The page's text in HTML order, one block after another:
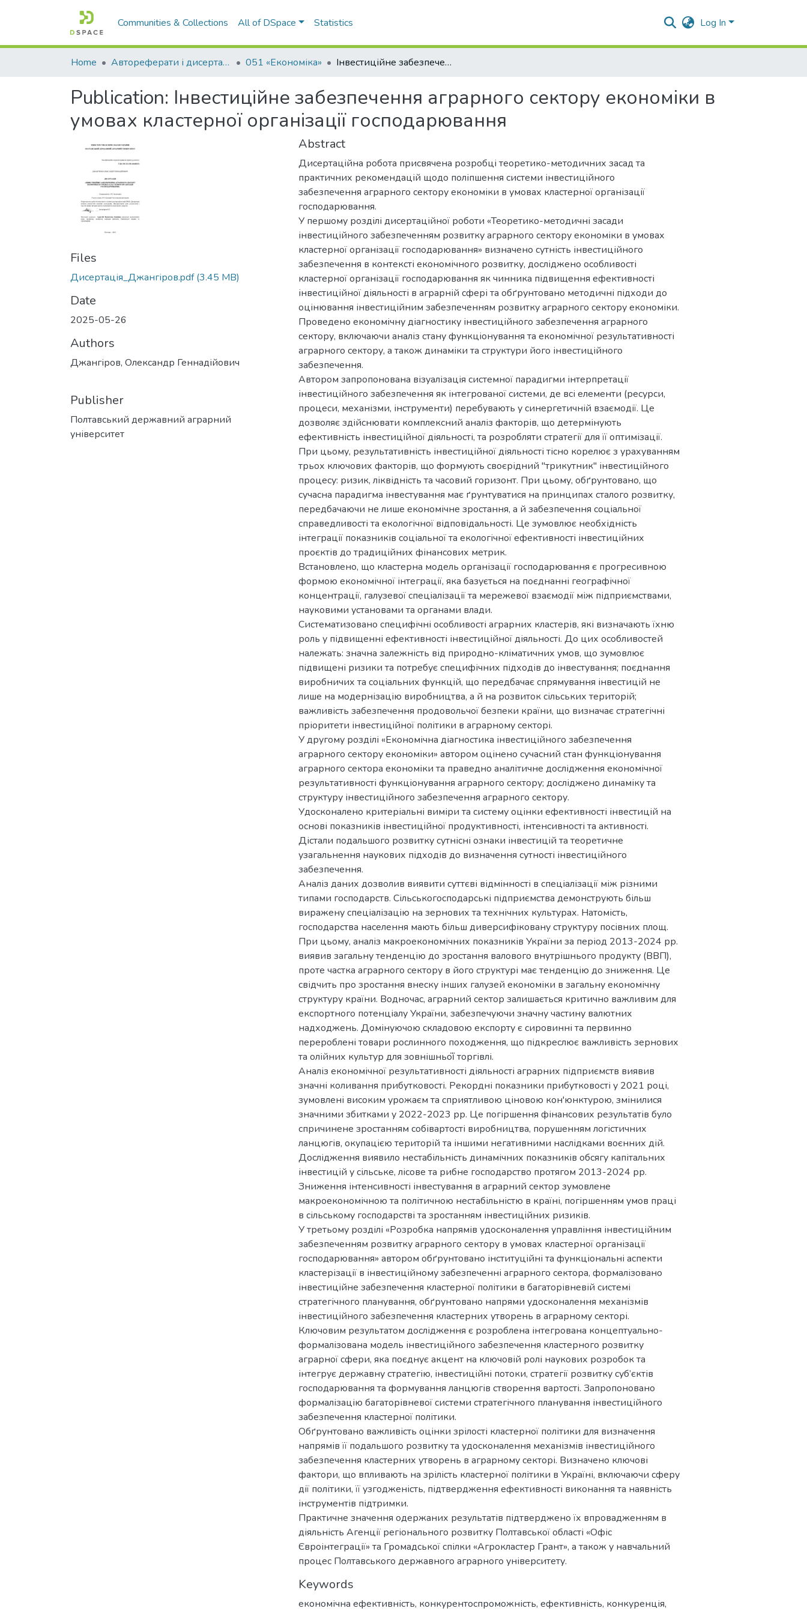
Communities & Collections All of DSpace Statistics Log In
Home Автореферати і дисертації 051 «Економіка» Інвестиційне забезпечення аграрного сектору економіки в умовах кластерної організації господарювання
Publication: Інвестиційне забезпечення аграрного сектору економіки в
умовах кластерної організації господарювання
Files
Дисертація_Джангіров.pdf(3.45 MB)
Date
2025-05-26
Authors
Джангіров, Олександр Геннадійович
Publisher
Полтавський державний аграрний
університет
Abstract
Дисертаційна робота присвячена розробці теоретико-методичних засад та
практичних рекомендацій щодо поліпшення системи інвестиційного
забезпечення аграрного сектору економіки в умовах кластерної організації
господарювання.
У першому розділі дисертаційної роботи «Теоретико-методичні засади
інвестиційного забезпеченням розвитку аграрного сектору економіки в умовах
кластерної організації господарювання» визначено сутність інвестиційного
забезпечення в контексті економічного розвитку, досліджено особливості
кластерної організації господарювання як чинника підвищення ефективності
інвестиційної діяльності в аграрній сфері та обґрунтовано методичні підходи до
оцінювання інвестиційним забезпеченням розвитку аграрного сектору економіки.
Проведено економічну діагностику інвестиційного забезпечення аграрного
сектору, включаючи аналіз стану функціонування та економічної результативності
аграрного сектору, а також динаміки та структури його інвестиційного
забезпечення.
Автором запропонована візуалізація системної парадигми інтерпретації
інвестиційного забезпечення як інтегрованої системи, де всі елементи (ресурси,
процеси, механізми, інструменти) перебувають у синергетичній взаємодії. Це
дозволяє здійснювати комплексний аналіз факторів, що детермінують
ефективність інвестиційної діяльності, та розробляти стратегії для її оптимізації.
При цьому, результативність інвестиційної діяльності тісно корелює з урахуванням
трьох ключових факторів, що формують своєрідний "трикутник" інвестиційного
процесу: ризик, ліквідність та часовий горизонт. При цьому, обґрунтовано, що
сучасна парадигма інвестування має ґрунтуватися на принципах сталого розвитку,
передбачаючи не лише економічне зростання, а й забезпечення соціальної
справедливості та екологічної відповідальності. Це зумовлює необхідність
інтеграції показників соціальної та екологічної ефективності інвестиційних
проєктів до традиційних фінансових метрик.
Встановлено, що кластерна модель організації господарювання є прогресивною
формою економічної інтеграції, яка базується на поєднанні географічної
концентрації, галузевої спеціалізації та мережевої взаємодії між підприємствами,
науковими установами та органами влади.
Систематизовано специфічні особливості аграрних кластерів, які визначають їхню
роль у підвищенні ефективності інвестиційної діяльності. До цих особливостей
належать: значна залежність від природно-кліматичних умов, що зумовлює
підвищені ризики та потребує специфічних підходів до інвестування; поєднання
виробничих та соціальних функцій, що передбачає спрямування інвестицій не
лише на модернізацію виробництва, а й на розвиток сільських територій;
важливість забезпечення продовольчої безпеки країни, що визначає стратегічні
пріоритети інвестиційної політики в аграрному секторі.
У другому розділі «Економічна діагностика інвестиційного забезпечення
аграрного сектору економіки» автором оцінено сучасний стан функціонування
аграрного сектора економіки та праведно аналітичне дослідження економічної
результативності функціонування аграрного сектору; досліджено динаміку та
структуру інвестиційного забезпечення аграрного сектору.
Удосконалено критеріальні виміри та систему оцінки ефективності інвестицій на
основі показників інвестиційної продуктивності, інтенсивності та активності.
Дістали подальшого розвитку сутнісні ознаки інвестицій та теоретичне
узагальнення наукових підходів до визначення сутності інвестиційного
забезпечення.
Аналіз даних дозволив виявити суттєві відмінності в спеціалізації між різними
типами господарств. Сільськогосподарські підприємства демонструють більш
виражену спеціалізацію на зернових та технічних культурах. Натомість,
господарства населення мають більш диверсифіковану структуру посівних площ.
При цьому, аналіз макроекономічних показників України за період 2013-2024 рр.
виявив загальну тенденцію до зростання валового внутрішнього продукту (ВВП),
проте частка аграрного сектору в його структурі має тенденцію до зниження. Це
свідчить про зростання внеску інших галузей економіки в загальну економічну
структуру країни. Водночас, аграрний сектор залишається критично важливим для
експортного потенціалу України, забезпечуючи значну частину валютних
надходжень. Домінуючою складовою експорту є сировинні та первинно
перероблені товари рослинного походження, що підкреслює важливість зернових
та олійних культур для зовнішньої̈ торгівлі.
Аналіз економічної результативності діяльності аграрних підприємств виявив
значні коливання прибутковості. Рекордні показники прибутковості у 2021 році,
зумовлені високим урожаєм та сприятливою ціновою кон'юнктурою, змінилися
значними збитками у 2022-2023 рр. Це погіршення фінансових результатів було
спричинене зростанням собівартості виробництва, порушенням логістичних
ланцюгів, окупацією територій та іншими негативними наслідками воєнних дій.
Дослідження виявило нестабільність динамічних показників обсягу капітальних
інвестицій у сільське, лісове та рибне господарство протягом 2013-2024 рр.
Зниження інтенсивності інвестування в аграрний сектор зумовлене
макроекономічною та політичною нестабільністю в країні, погіршенням умов праці
в сільському господарстві та зростанням інвестиційних ризиків.
У третьому розділі «Розробка напрямів удосконалення управління інвестиційним
забезпеченням розвитку аграрного сектору в умовах кластерної організації
господарювання» автором обґрунтовано інституційні та функціональні аспекти
кластерізації в інвестиційному забезпеченні аграрного сектора, формалізовано
інвестиційне забезпечення кластерної політики в багаторівневій системі
стратегічного планування, обґрунтовано напрями удосконалення механізмів
інвестиційного забезпечення кластерних утворень в аграрному секторі.
Ключовим результатом дослідження є розроблена інтегрована концептуально-
формалізована модель інвестиційного забезпечення кластерного розвитку
аграрної сфери, яка поєднує акцент на ключовій ролі наукових розробок та
інтегрує державну стратегію, інвестиційні потоки, стратегії розвитку суб’єктів
господарювання та формування ланцюгів створення вартості. Запропоновано
формалізацію багаторівневої системи стратегічного планування інвестиційного
забезпечення кластерної політики.
Обґрунтовано важливість оцінки зрілості кластерної політики для визначення
напрямів її подальшого розвитку та удосконалення механізмів інвестиційного
забезпечення кластерних утворень в аграрному секторі. Визначено ключові
фактори, що впливають на зрілість кластерної політики в Україні, включаючи сферу
дії політики, її узгодженість, підтвердження ефективності виконання та наявність
інструментів підтримки.
Практичне значення одержаних результатів підтверджено їх впровадженням в
діяльність Агенції регіонального розвитку Полтавської області «Офіс
Євроінтеграції» та Громадської спілки «Агрокластер Грант», а також у навчальний
процес Полтавського державного аграрного університету.
Keywords
економічна ефективність, конкурентоспроможність, ефективність, конкуренція,